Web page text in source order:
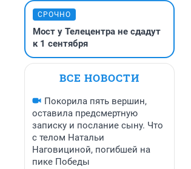
СРОЧНО
Мост у Телецентра не сдадут
к 1 сентября
ВСЕ НОВОСТИ
Покорила пять вершин,
оставила предсмертную
записку и послание сыну. Что
с телом Натальи
Наговициной, погибшей на
пике Победы